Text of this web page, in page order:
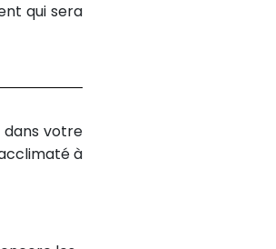
qui sera
votre
à